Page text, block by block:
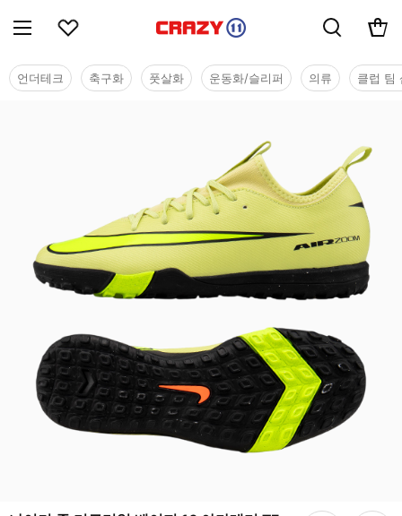
언더테크 축구화 풋살화 운동화/슬리퍼 의류 클럽 팀